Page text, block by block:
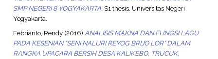
SMP NEGERI 8 YOGYAKARTA. S1 thesis, Universitas Negeri
Yogyakarta.
Febrianto, Rendy(2016) ANALISIS MAKNA DAN FUNGSI LAGU
PADA KESENIAN “SENI NALURI REYOG BRIJO LOR” DALAM
RANGKA UPACARA BERSIH DESA KALIKEBO, TRUCUK,